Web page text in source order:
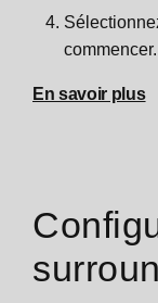
commencer.
En savoir plus